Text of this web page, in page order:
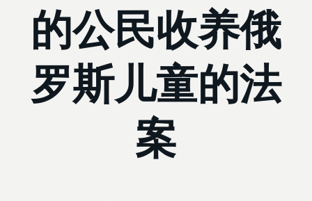
的公民收养俄
罗斯儿童的法
案